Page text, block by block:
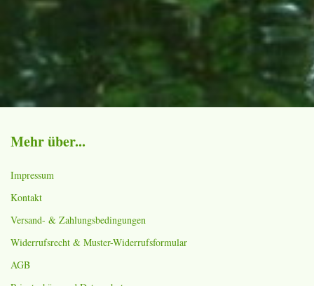
Mehr über...
Impressum
Kontakt
Versand- & Zahlungsbedingungen
Widerrufsrecht & Muster-Widerrufsformular
AGB